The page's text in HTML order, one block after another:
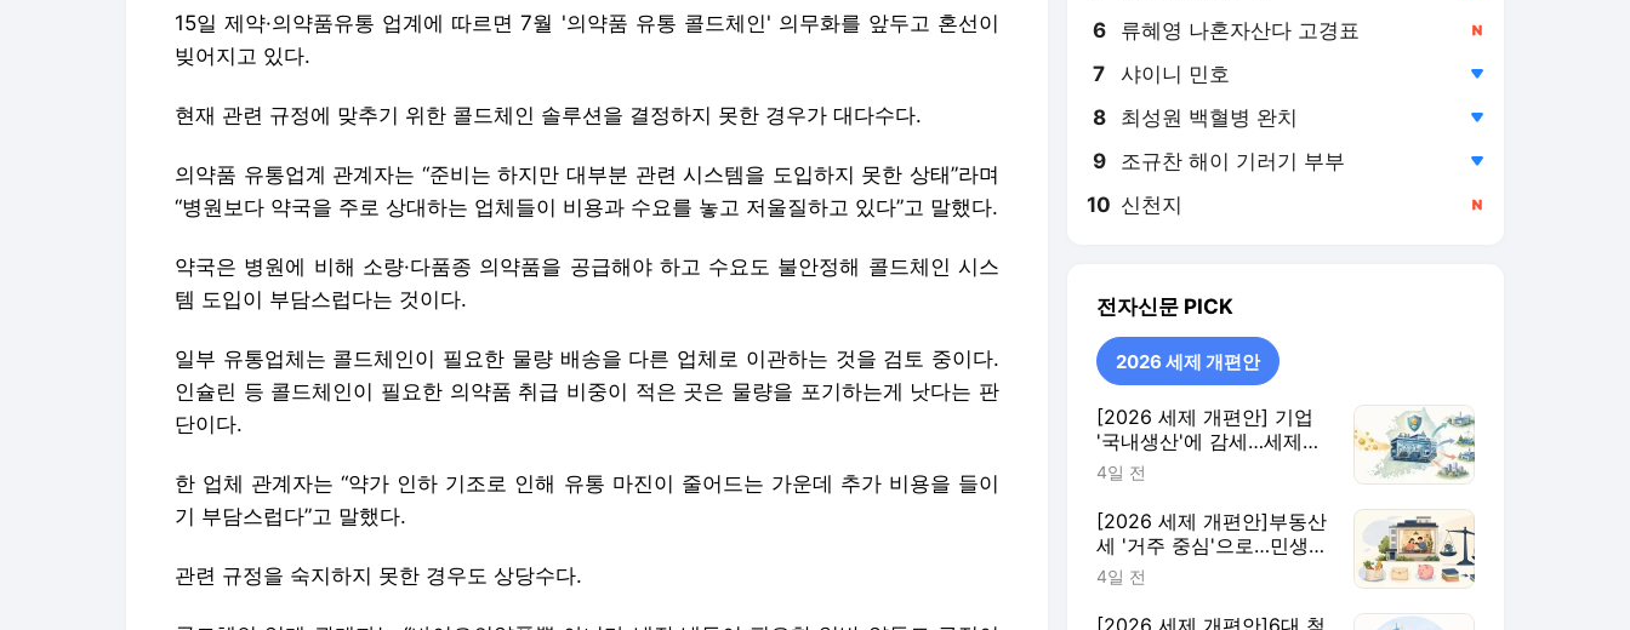
15일 제약·의약품유통 업계에 따르면 7월 '의약품 유통 콜드체인' 의무화를 앞두고 혼선이
빚어지고 있다.
현재 관련 규정에 맞추기 위한 콜드체인 솔루션을 결정하지 못한 경우가 대다수다.
의약품 유통업계 관계자는 “준비는 하지만 대부분 관련 시스템을 도입하지 못한 상태”라며
“병원보다 약국을 주로 상대하는 업체들이 비용과 수요를 놓고 저울질하고 있다”고 말했다.
약국은 병원에 비해 소량·다품종 의약품을 공급해야 하고 수요도 불안정해 콜드체인 시스
템 도입이 부담스럽다는 것이다.
일부 유통업체는 콜드체인이 필요한 물량 배송을 다른 업체로 이관하는 것을 검토 중이다.
인슐린 등 콜드체인이 필요한 의약품 취급 비중이 적은 곳은 물량을 포기하는게 낫다는 판
단이다.
한 업체 관계자는 “약가 인하 기조로 인해 유통 마진이 줄어드는 가운데 추가 비용을 들이
기 부담스럽다”고 말했다.
관련 규정을 숙지하지 못한 경우도 상당수다.
6 류혜영 나혼자산다 고경표
7 샤이니 민호
8 최성원 백혈병 완치
9 조규찬 해이 기러기 부부
10 신천지
전자신문 PICK
2026 세제 개편안
[2026 세제 개편안] 기업
'국내생산'에 감세…세제로
산업·자금 지방행 유도
4일 전
[2026 세제 개편안]부동산
세 '거주 중심'으로…민생
지원 확대·세제 혜택 115개
4일 전
[2026 세제 개편안]6대 첨